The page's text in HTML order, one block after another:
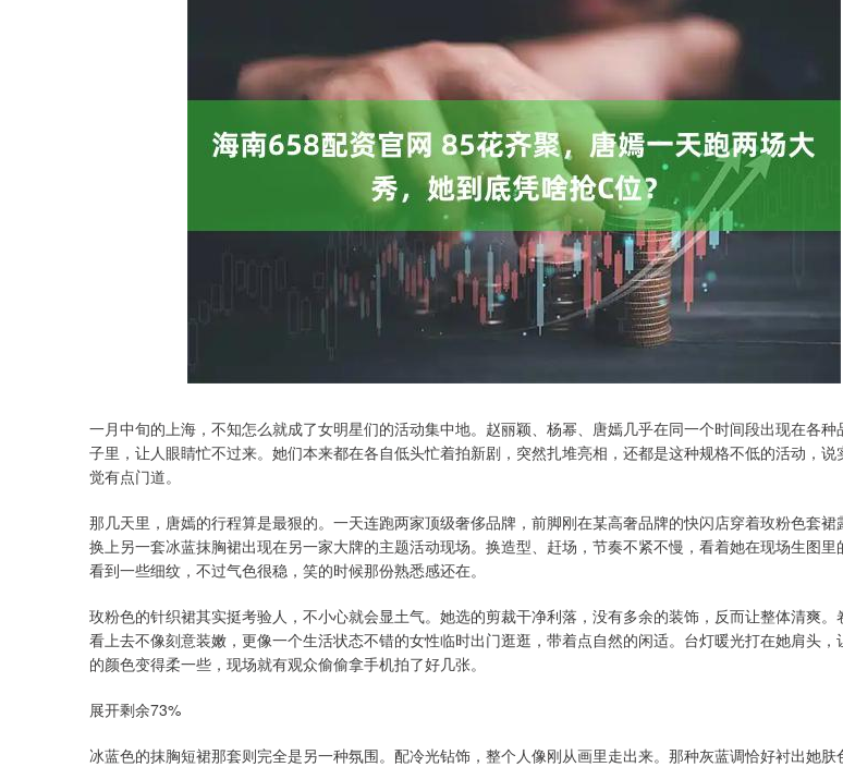
一月中旬的上海，不知怎么就成了女明星们的活动集中地。赵丽颖、杨幂、唐嫣几乎在同一个时间段出现在各种
子里，让人眼睛忙不过来。她们本来都在各自低头忙着拍新剧，突然扎堆亮相，还都是这种规格不低的活动，说
觉有点门道。
那几天里，唐嫣的行程算是最狠的。一天连跑两家顶级奢侈品牌，前脚刚在某高奢品牌的快闪店穿着玫粉色套裙
换上另一套冰蓝抹胸裙出现在另一家大牌的主题活动现场。换造型、赶场，节奏不紧不慢，看着她在现场生图里
看到一些细纹，不过气色很稳，笑的时候那份熟悉感还在。
玫粉色的针织裙其实挺考验人，不小心就会显土气。她选的剪裁干净利落，没有多余的装饰，反而让整体清爽。
看上去不像刻意装嫩，更像一个生活状态不错的女性临时出门逛逛，带着点自然的闲适。台灯暖光打在她肩头，
的颜色变得柔一些，现场就有观众偷偷拿手机拍了好几张。
展开剩余73%
冰蓝色的抹胸短裙那套则完全是另一种氛围。配冷光钻饰，整个人像刚从画里走出来。那种灰蓝调恰好衬出她肤
沪深300